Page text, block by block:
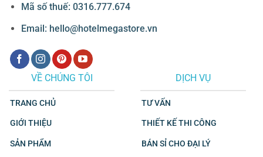
Mã số thuế: 0316.777.674
Email: hello@hotelmegastore.vn
VỀ CHÚNG TÔI
TRANG CHỦ
GIỚI THIỆU
SẢN PHẨM
DỊCH VỤ
TƯ VẤN
THIẾT KẾ THI CÔNG
BÁN SỈ CHO ĐẠI LÝ